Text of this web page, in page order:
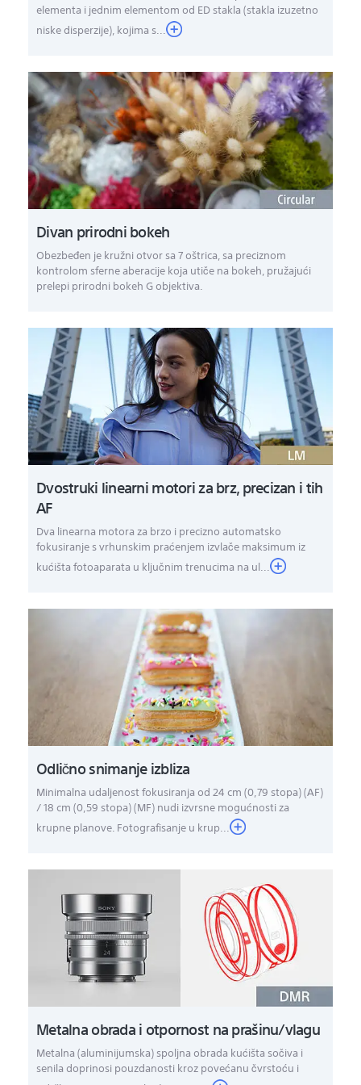
elementa i jednim elementom od ED stakla (stakla izuzetno
niske disperzije), kojima s...
Divan prirodni bokeh
Obezbeđen je kružni otvor sa 7 oštrica, sa preciznom
kontrolom sferne aberacije koja utiče na bokeh, pružajući
prelepi prirodni bokeh G objektiva.
Dvostruki linearni motori za brz, precizan i tih
AF
Dva linearna motora za brzo i precizno automatsko
fokusiranje s vrhunskim praćenjem izvlače maksimum iz
kućišta fotoaparata u ključnim trenucima na ul...
Odlično snimanje izbliza
Minimalna udaljenost fokusiranja od 24 cm (0,79 stopa) (AF)
/ 18 cm (0,59 stopa) (MF) nudi izvrsne mogućnosti za
krupne planove. Fotografisanje u krup...
Metalna obrada i otpornost na prašinu/vlagu
Metalna (aluminijumska) spoljna obrada kućišta sočiva i
senila doprinosi pouzdanosti kroz povećanu čvrstoću i